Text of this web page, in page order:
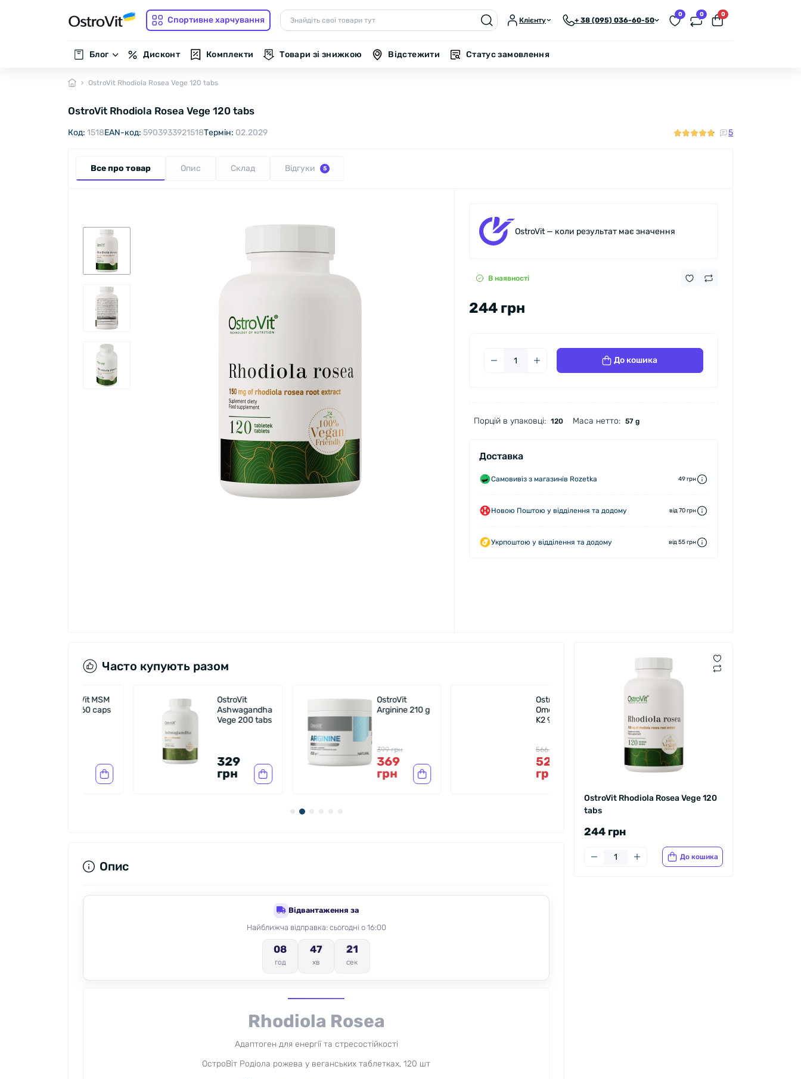
Спортивне харчування Клієнту + 38 (095) 036-60-50
0 0 0
Блог Дисконт Комплекти Товари зі знижкою Відстежити Статус замовлення
OstroVit Rhodiola Rosea Vege 120 tabs
OstroVit Rhodiola Rosea Vege 120 tabs
Код: 1518EAN-код: 5903933921518Термін: 02.2029 5
Все про товар Опис Склад Відгуки 5
OstroVit — коли результат має значення
В наявності
244 грн
До кошика
Порцій в упаковці: 120 Маса нетто: 57 g
Доставка
Самовивіз з магазинів Rozetka 49 грн
Новою Поштою у відділення та додому від 70 грн
Укрпоштою у відділення та додому від 55 грн
OstroVit Rhodiola Rosea Vege 120
tabs
244 грн
До кошика
Часто купують разом
OstroVit
Ashwagandha
Vege 200 tabs
329
OstroVit
Arginine 210 g
399 грн
369
Omega 3 D3 +
OstroVit
+ MSM +
Chondroitin
150 g
439 грн
399
грн
Опис
Відвантаження за
Найближча відправка: сьогодні о 16:00
08
год
47
хв
20
сек
Rhodiola Rosea
Адаптоген для енергії та стресостійкості
ОстроВіт Родіола рожева у веганських таблетках, 120 шт